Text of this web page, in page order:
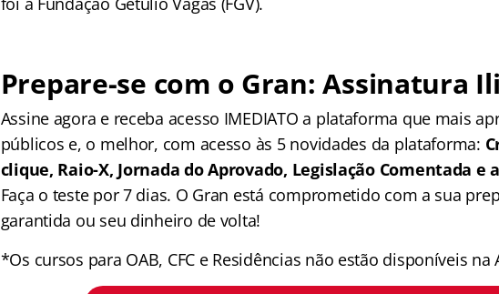
Prepare-se com o Gran: Assinatura
Assine agora e receba acesso IMEDIATO a plataforma que mais
públicos e, o melhor, com acesso às 5 novidades da plataforma:
clique, Raio-X, Jornada do Aprovado, Legislação Comentada e
Faça o teste por 7 dias. O Gran está comprometido com a sua
garantida ou seu dinheiro de volta!
*Os cursos para OAB, CFC e Residências não estão disponíveis